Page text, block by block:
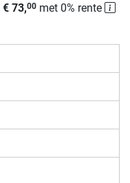
€ 73,00met 0% rente